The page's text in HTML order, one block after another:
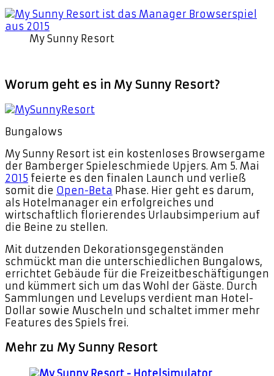
My Sunny Resort
Worum geht es in My Sunny Resort?
Bungalows
My Sunny Resort ist ein kostenloses Browsergame
der Bamberger Spieleschmiede Upjers. Am 5. Mai
2015 feierte es den finalen Launch und verließ
somit die Open-Beta Phase. Hier geht es darum,
als Hotelmanager ein erfolgreiches und
wirtschaftlich florierendes Urlaubsimperium auf
die Beine zu stellen.
Mit dutzenden Dekorationsgegenständen
schmückt man die unterschiedlichen Bungalows,
errichtet Gebäude für die Freizeitbeschäftigungen
und kümmert sich um das Wohl der Gäste. Durch
Sammlungen und Levelups verdient man Hotel-
Dollar sowie Muscheln und schaltet immer mehr
Features des Spiels frei.
Mehr zu My Sunny Resort